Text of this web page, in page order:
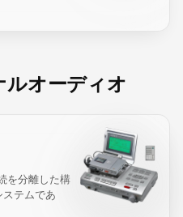
ルオーディオ
を分離した構
テムであ